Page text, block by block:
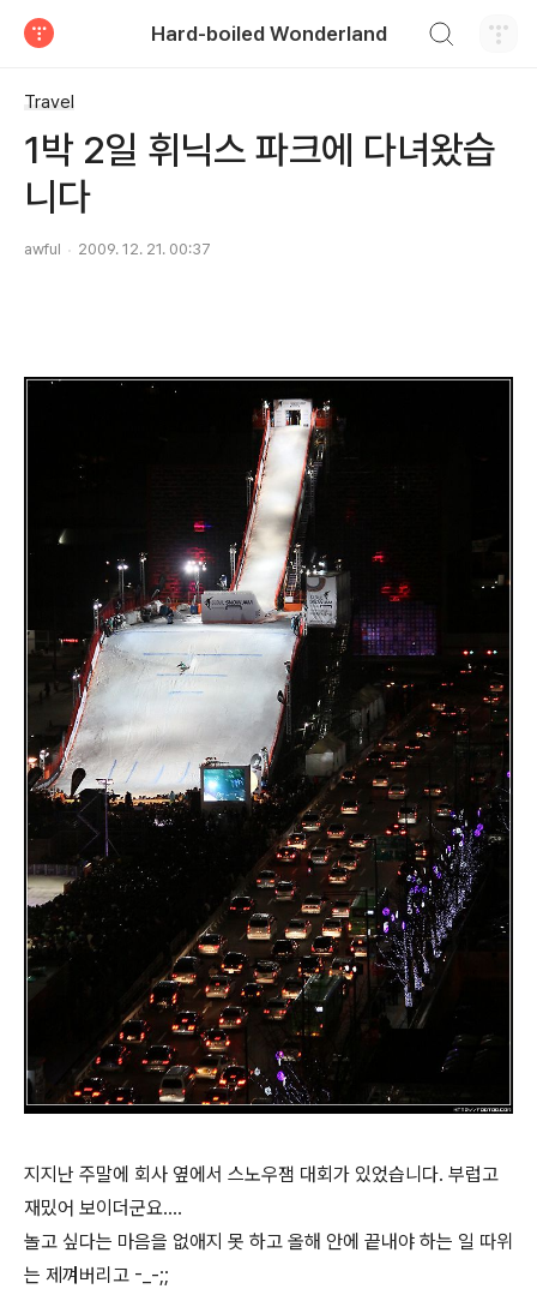
Hard-boiled Wonderland
Travel
1박 2일 휘닉스 파크에 다녀왔습
니다
awful 2009. 12. 21. 00:37
지지난 주말에 회사 옆에서 스노우잼 대회가 있었습니다. 부럽고
재밌어 보이더군요....
놀고 싶다는 마음을 없애지 못 하고 올해 안에 끝내야 하는 일 따위
는 제껴버리고 -_-;;